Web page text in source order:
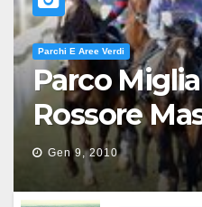
Parchi E Aree Verdi
Parco
Rossore
Gen 9, 2010